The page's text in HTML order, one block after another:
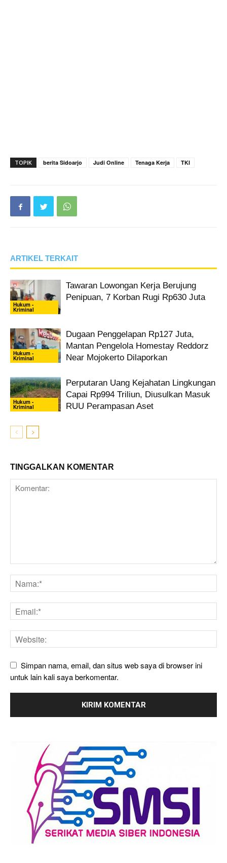
TOPIK berita Sidoarjo Judi Online Tenaga Kerja TKI
ARTIKEL TERKAIT
Hukum -
Kriminal
Tawaran Lowongan Kerja Berujung
Penipuan, 7 Korban Rugi Rp630 Juta
Hukum -
Kriminal
Dugaan Penggelapan Rp127 Juta,
Mantan Pengelola Homestay Reddorz
Near Mojokerto Dilaporkan
Hukum -
Kriminal
Perputaran Uang Kejahatan Lingkungan
Capai Rp994 Triliun, Diusulkan Masuk
RUU Perampasan Aset
TINGGALKAN KOMENTAR
Simpan nama, email, dan situs web saya di browser ini
untuk lain kali saya berkomentar.